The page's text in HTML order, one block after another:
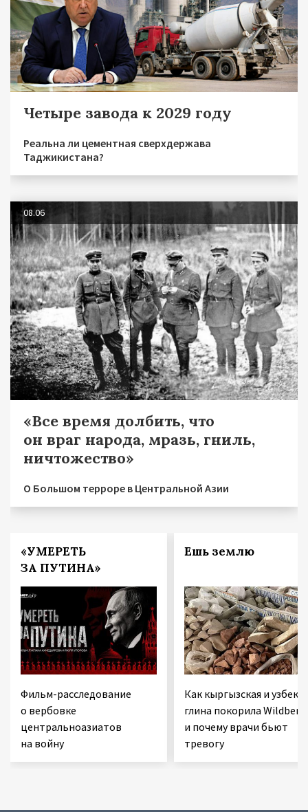
Четыре завода к 2029 году
Реальна ли цементная сверхдержава
Таджикистана?
08.06
«Все время долбить, что
он враг народа, мразь, гниль,
ничтожество»
О Большом терроре в Центральной Азии
«УМЕРЕТЬ
ЗА ПУТИНА»
Фильм-расследование
о вербовке
центральноазиатов
на войну
Ешь землю
Как кыргызская и
глина покорила
и почему врачи бьют
тревогу